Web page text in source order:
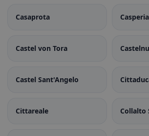
Casaprota Casperia
Castel von Tora
Castel Sant'Angelo
Cittareale Collalto